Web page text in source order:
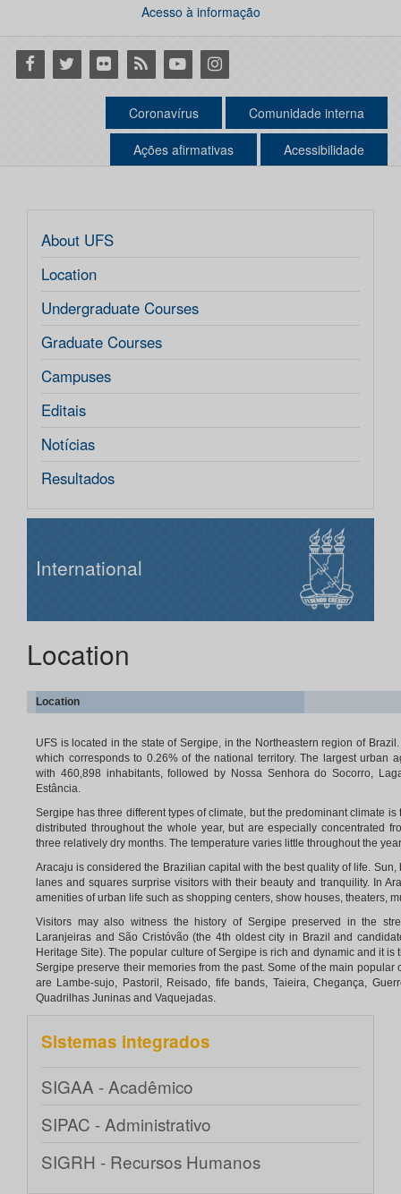
Acesso à informação
Facebook
Twitter Flickr RSS YoutubeInstagram
Coronavírus Comunidade interna
Ações afirmativas Acessibilidade
About UFS
Location
Undergraduate Courses
Graduate Courses
Campuses
Editais
Notícias
Resultados
International
Location
Location
UFS is located in the state of Sergipe, in the Northeastern region of
which corresponds to 0.26% of the national territory. The largest urban
with 460,898 inhabitants, followed by Nossa Senhora do Socorro,
Estância.
Sergipe has three different types of climate, but the predominant climate
distributed throughout the whole year, but are especially concentrated
three relatively dry months. The temperature varies little throughout the
Aracaju is considered the Brazilian capital with the best quality of life.
lanes and squares surprise visitors with their beauty and tranquility. In
amenities of urban life such as shopping centers, show houses, theaters,
Visitors may also witness the history of Sergipe preserved in the
Laranjeiras and São Cristóvão (the 4th oldest city in Brazil and
Heritage Site). The popular culture of Sergipe is rich and dynamic and it is
Sergipe preserve their memories from the past. Some of the main popular
are Lambe-sujo, Pastoril, Reisado, fife bands, Taieira, Chegança,
Quadrilhas Juninas and Vaquejadas.
Sistemas integrados
SIGAA - Acadêmico
SIPAC - Administrativo
SIGRH - Recursos Humanos